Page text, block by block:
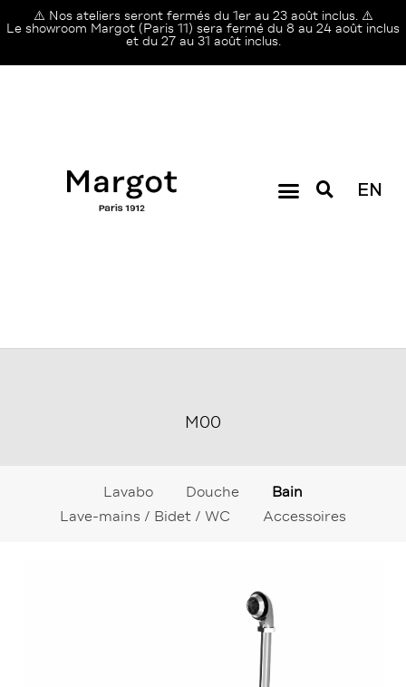
⚠️ Nos ateliers seront fermés du 1er au 23 août inclus. ⚠️
Le showroom Margot (Paris 11) sera fermé du 8 au 24 août inclus
et du 27 au 31 août inclus.
EN
M00
Lavabo Douche
Bain
Lave-mains / Bidet / WC
Accessoires